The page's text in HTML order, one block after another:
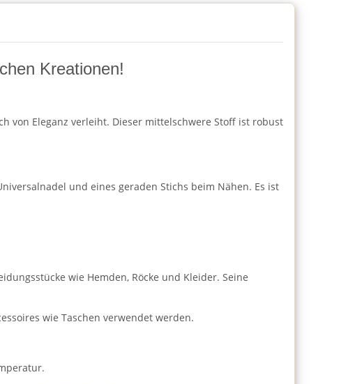
Kreationen!
von Eleganz verleiht. Dieser mittelschwere Stoff ist robust
und eines geraden Stichs beim Nähen. Es ist
wie Hemden, Röcke und Kleider. Seine
wie Taschen verwendet werden.